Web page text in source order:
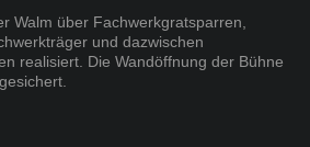
Walm über Fachwerkgratsparren,
und dazwischen
realisiert. Die Wandöffnung der Bühne